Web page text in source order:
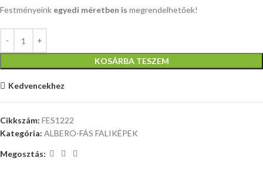
Festményeink egyedi méretben is megrendelhetőek!
KOSÁRBA TESZEM
Kedvencekhez
Cikkszám: FES1222
Kategória: ALBERO-FÁS FALIKÉPEK
Megosztás: